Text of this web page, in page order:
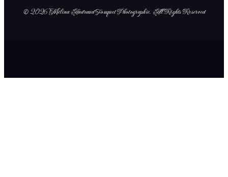
© 2026 Mélina Andraud Fouquet Photographie. All Rights Reserved